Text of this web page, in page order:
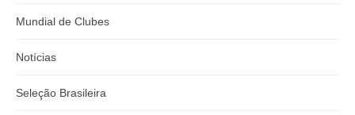
Mundial de Clubes
Notícias
Seleção Brasileira